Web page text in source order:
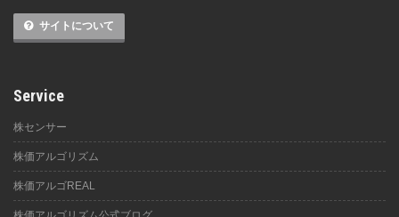
サイトについて
Service
株センサー
株価アルゴリズム
株価アルゴREAL